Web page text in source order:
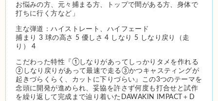
お悩みの方、元々捕まる方、トップで間がある方、身体で
打ちに行く方など」
主な弾道：ハイストレート、ハイフェード
捕まり 3 球の高さ 5 優しさ 4 しなり 5 しなり戻り（走
り） 4
こだわった特性『①しなりがあってしっかりタメを作れる
②しなり戻りがあって最速で走る③かつキャスティングが
起きづらくらく、カットに下りづらい』 この3つのテーマを
念頭に開発が進められ、妥協を許さず何度も打合せと試作
を繰り返して完成まで辿り着いたDAWAKIN IMPACT＋D